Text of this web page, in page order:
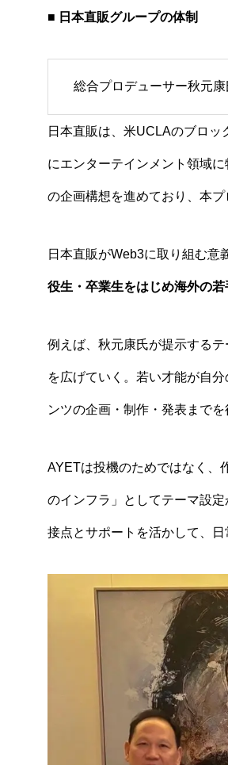
■ 日本直販グループの体制
総合プロデューサー秋元
日本直販は、米UCLAのブロ
にエンターテインメント領域
の企画構想を進めており、本プ
日本直販がWeb3に取り組む意
役生・卒業生をはじめ海外の
例えば、秋元康氏が提示する
を広げていく。若い才能が自
ンツの企画・制作・発表まで
AYETは投機のためではなく、
のインフラ」としてテーマ設
接点とサポートを活かして、